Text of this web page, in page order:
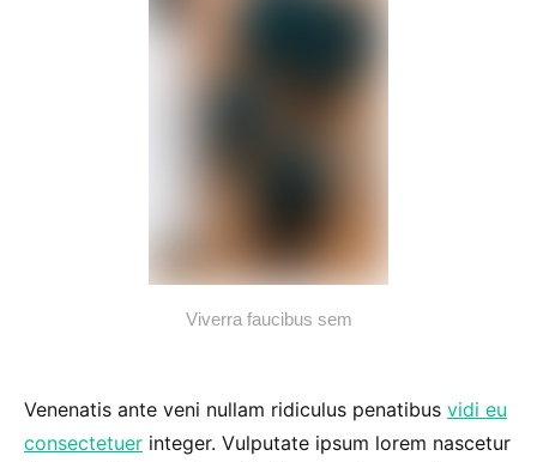
Viverra faucibus sem
Venenatis ante veni nullam ridiculus penatibus vidi eu
consectetuer integer. Vulputate ipsum lorem nascetur